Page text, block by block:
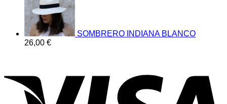
SOMBRERO INDIANA BLANCO
26,00 €